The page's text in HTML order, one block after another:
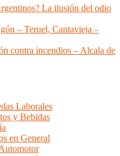
La ilusión del odio
– Teruel, Cantavieja –
contra incendios – Alcala de
Laborales
y Bebidas
en General